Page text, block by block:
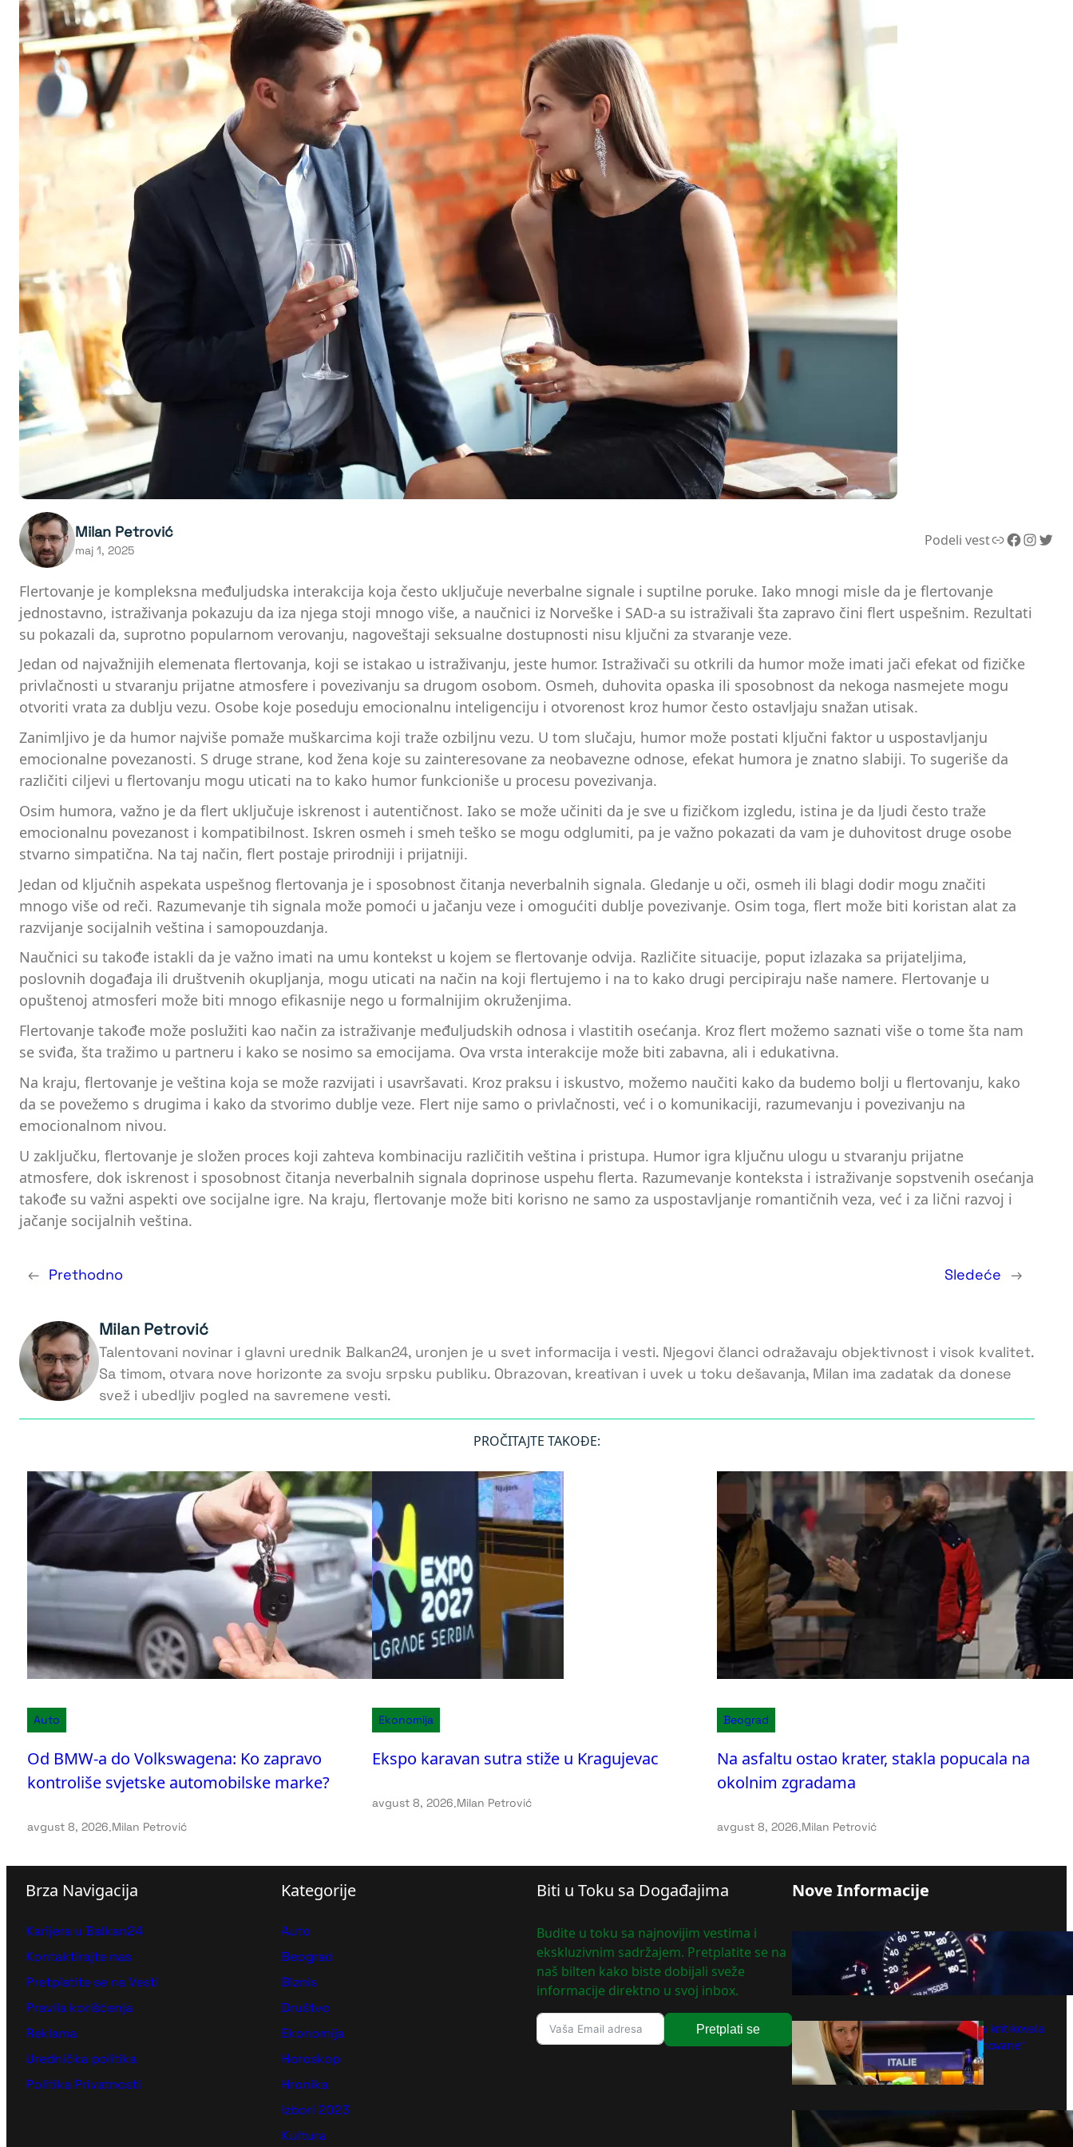
Milan Petrović
maj 1, 2025
Podeli vestLink Facebook InstagramTwitter
Flertovanje je kompleksna međuljudska interakcija koja često uključuje neverbalne signale i suptilne poruke. Iako mnogi misle da je flertovanje
jednostavno, istraživanja pokazuju da iza njega stoji mnogo više, a naučnici iz Norveške i SAD-a su istraživali šta zapravo čini flert uspešnim. Rezultati
su pokazali da, suprotno popularnom verovanju, nagoveštaji seksualne dostupnosti nisu ključni za stvaranje veze.
Jedan od najvažnijih elemenata flertovanja, koji se istakao u istraživanju, jeste humor. Istraživači su otkrili da humor može imati jači efekat od fizičke
privlačnosti u stvaranju prijatne atmosfere i povezivanju sa drugom osobom. Osmeh, duhovita opaska ili sposobnost da nekoga nasmejete mogu
otvoriti vrata za dublju vezu. Osobe koje poseduju emocionalnu inteligenciju i otvorenost kroz humor često ostavljaju snažan utisak.
Zanimljivo je da humor najviše pomaže muškarcima koji traže ozbiljnu vezu. U tom slučaju, humor može postati ključni faktor u uspostavljanju
emocionalne povezanosti. S druge strane, kod žena koje su zainteresovane za neobavezne odnose, efekat humora je znatno slabiji. To sugeriše da
različiti ciljevi u flertovanju mogu uticati na to kako humor funkcioniše u procesu povezivanja.
Osim humora, važno je da flert uključuje iskrenost i autentičnost. Iako se može učiniti da je sve u fizičkom izgledu, istina je da ljudi često traže
emocionalnu povezanost i kompatibilnost. Iskren osmeh i smeh teško se mogu odglumiti, pa je važno pokazati da vam je duhovitost druge osobe
stvarno simpatična. Na taj način, flert postaje prirodniji i prijatniji.
Jedan od ključnih aspekata uspešnog flertovanja je i sposobnost čitanja neverbalnih signala. Gledanje u oči, osmeh ili blagi dodir mogu značiti
mnogo više od reči. Razumevanje tih signala može pomoći u jačanju veze i omogućiti dublje povezivanje. Osim toga, flert može biti koristan alat za
razvijanje socijalnih veština i samopouzdanja.
Naučnici su takođe istakli da je važno imati na umu kontekst u kojem se flertovanje odvija. Različite situacije, poput izlazaka sa prijateljima,
poslovnih događaja ili društvenih okupljanja, mogu uticati na način na koji flertujemo i na to kako drugi percipiraju naše namere. Flertovanje u
opuštenoj atmosferi može biti mnogo efikasnije nego u formalnijim okruženjima.
Flertovanje takođe može poslužiti kao način za istraživanje međuljudskih odnosa i vlastitih osećanja. Kroz flert možemo saznati više o tome šta nam
se sviđa, šta tražimo u partneru i kako se nosimo sa emocijama. Ova vrsta interakcije može biti zabavna, ali i edukativna.
Na kraju, flertovanje je veština koja se može razvijati i usavršavati. Kroz praksu i iskustvo, možemo naučiti kako da budemo bolji u flertovanju, kako
da se povežemo s drugima i kako da stvorimo dublje veze. Flert nije samo o privlačnosti, već i o komunikaciji, razumevanju i povezivanju na
emocionalnom nivou.
U zaključku, flertovanje je složen proces koji zahteva kombinaciju različitih veština i pristupa. Humor igra ključnu ulogu u stvaranju prijatne
atmosfere, dok iskrenost i sposobnost čitanja neverbalnih signala doprinose uspehu flerta. Razumevanje konteksta i istraživanje sopstvenih osećanja
takođe su važni aspekti ove socijalne igre. Na kraju, flertovanje može biti korisno ne samo za uspostavljanje romantičnih veza, već i za lični razvoj i
jačanje socijalnih veština.
← Prethodno Sledeće →
Milan Petrović
Talentovani novinar i glavni urednik Balkan24, uronjen je u svet informacija i vesti. Njegovi članci odražavaju objektivnost i visok kvalitet.
Sa timom, otvara nove horizonte za svoju srpsku publiku. Obrazovan, kreativan i uvek u toku dešavanja, Milan ima zadatak da donese
svež i ubedljiv pogled na savremene vesti.
PROČITAJTE TAKOĐE:
Auto
Od BMW-a do Volkswagena: Ko zapravo
kontroliše svjetske automobilske marke?
avgust 8, 2026.Milan Petrović
Ekonomija
Ekspo karavan sutra stiže u Kragujevac
avgust 8, 2026.Milan Petrović
Beograd
Na asfaltu ostao krater, stakla popucala na
okolnim zgradama
avgust 8, 2026.Milan Petrović
Brza Navigacija
Karijera u Balkan24
Kontaktirajte nas
Pretplatite se na Vesti
Pravila korišćenja
Reklama
Urednička politika
Politika Privatnosti
Kategorije
Auto
Beograd
Biznis
Društvo
Ekonomija
Horoskop
Hronika
Izbori 2023
Kultura
Biti u Toku sa Događajima
Budite u toku sa najnovijim vestima i
ekskluzivnim sadržajem. Pretplatite se na
naš bilten kako biste dobijali sveže
informacije direktno u svoj inbox.
Pretplati se
Nove Informacije
Crvena, žuta, zelena ili plava:
Šta znače lampice na
instrument tabli automobila?
avgust 8, 2026
Italijanska opozicija kritikovala
Meloni zbog „neosnovane“
krize sa Španijom
avgust 8, 2026
Zašto nove gume treba staviti
na zadnju osovinu?